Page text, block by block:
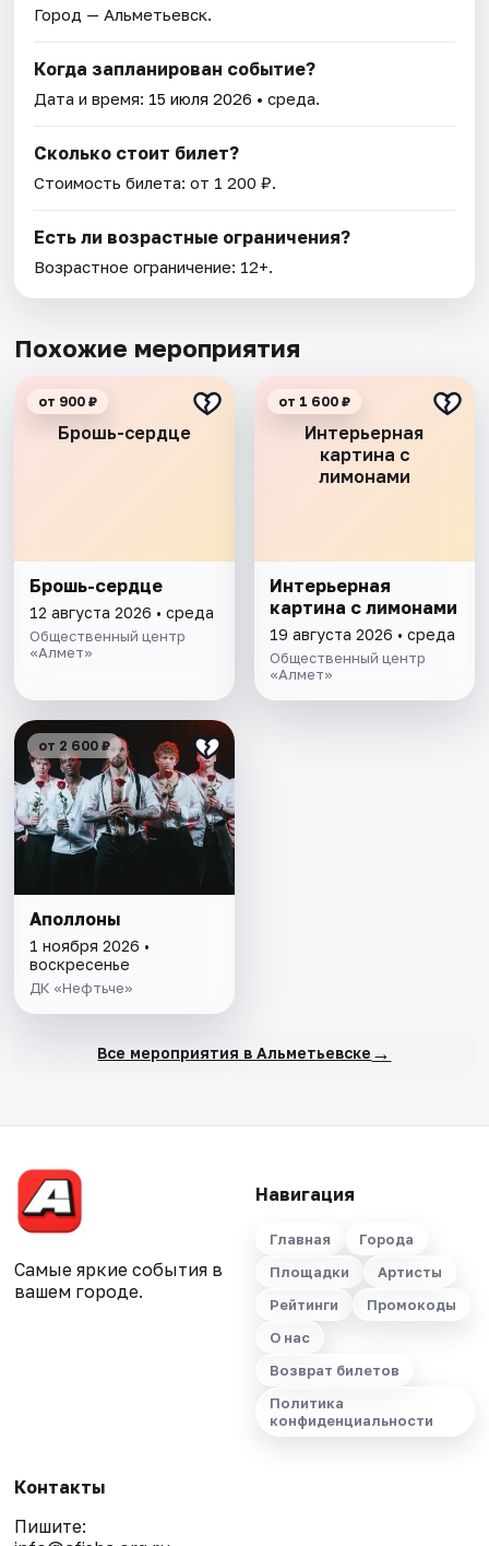
Город — Альметьевск.
Когда запланирован событие?
Дата и время: 15 июля 2026 • среда.
Сколько стоит билет?
Стоимость билета: от 1 200 ₽.
Есть ли возрастные ограничения?
Возрастное ограничение: 12+.
Похожие мероприятия
Брошь-сердце
от 900 ₽
Брошь-сердце
12 августа 2026 • среда
Общественный центр
«Алмет»
Интерьерная
картина с
лимонами
от 1 600 ₽
Интерьерная
картина с лимонами
19 августа 2026 • среда
Общественный центр
«Алмет»
от 2 600 ₽
Аполлоны
1 ноября 2026 •
воскресенье
ДК «Нефтьче»
Все мероприятия в Альметьевске →
Самые яркие события в
вашем городе.
Навигация
Главная
Города
Площадки
Артисты
Рейтинги
Промокоды
О нас
Возврат билетов
Политика
конфиденциальности
Контакты
Пишите: